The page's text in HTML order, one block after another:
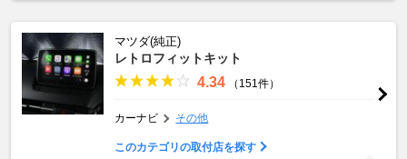
マツダ(純正)
レトロフィットキット
4.34 （151件）
カーナビ その他
このカテゴリの取付店を探す